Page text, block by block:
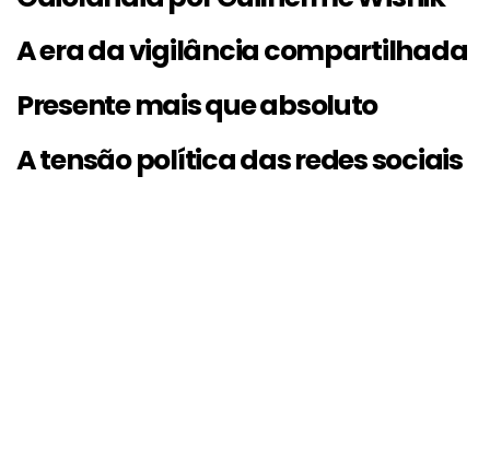
A era da vigilância compartilhada
Presente mais que absoluto
A tensão política das redes sociais